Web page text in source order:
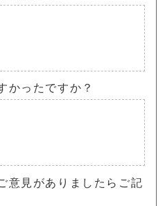
かったですか？
意見がありましたらご記